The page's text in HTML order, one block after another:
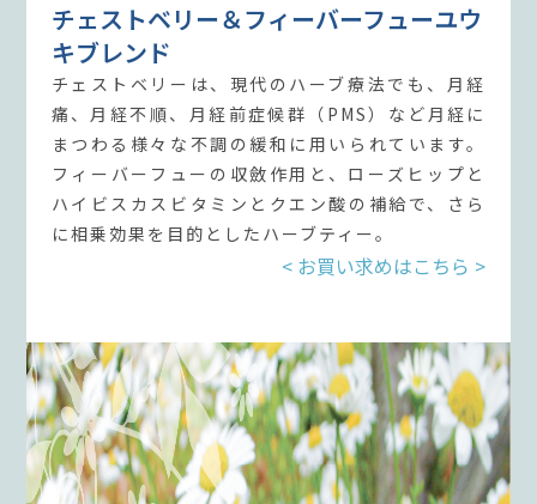
チェストベリー＆フィーバーフューユウ
キブレンド
チェストベリーは、現代のハーブ療法でも、月経
痛、月経不順、月経前症候群（PMS）など月経に
まつわる様々な不調の緩和に用いられています。
フィーバーフューの収斂作用と、ローズヒップと
ハイビスカスビタミンとクエン酸の補給で、さら
に相乗効果を目的としたハーブティー。
< お買い求めはこちら >